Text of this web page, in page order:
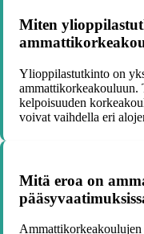
Miten
Ylioppilastutkinto on
ammattikorkeakouluun.
kelpoisuuden
voivat vaihdella eri
Mitä eroa on
Ammattikorkeakoulujen